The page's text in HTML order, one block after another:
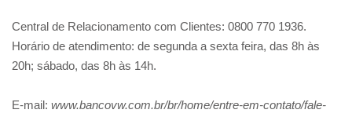
Central de Relacionamento com Clientes: 0800 770 1936.
Horário de atendimento: de segunda a sexta feira, das 8h às
20h; sábado, das 8h às 14h.
E-mail: www.bancovw.com.br/br/home/entre-em-contato/fale-